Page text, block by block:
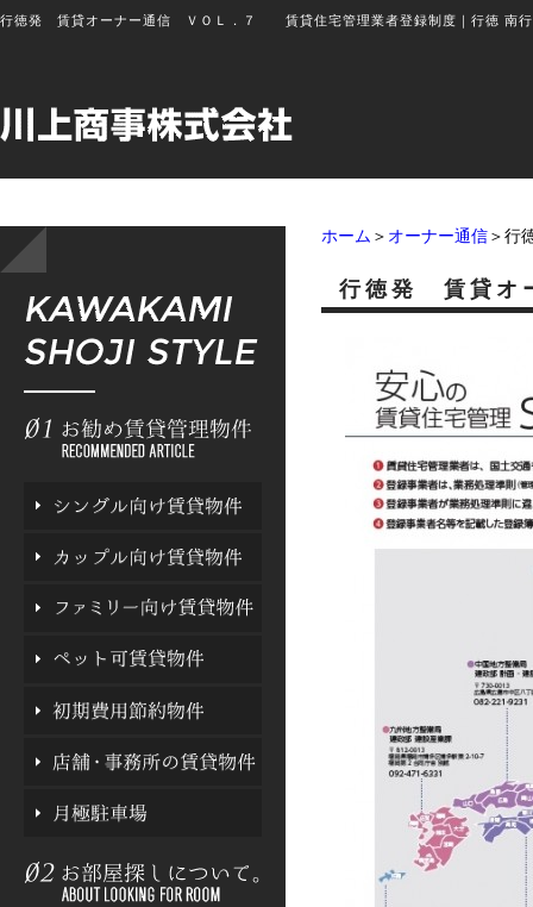
行徳発 賃貸オーナー通信 ＶＯＬ．７ 賃貸住宅管理業者登録制度 ｜ 行徳 南
ホーム ＞ オーナー通信＞行
行徳発 賃貸オ